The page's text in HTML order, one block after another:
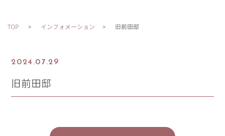
TOP インフォメーション 旧前田邸
2024.07.29
旧前田邸